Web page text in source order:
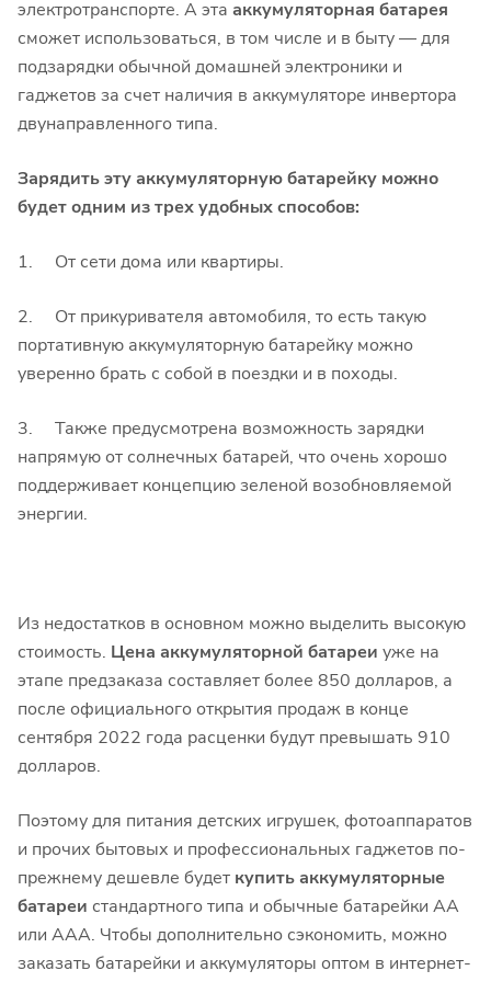
электротранспорте. А эта аккумуляторная батарея
сможет использоваться, в том числе и в быту — для
подзарядки обычной домашней электроники и
гаджетов за счет наличия в аккумуляторе инвертора
двунаправленного типа.
Зарядить эту аккумуляторную батарейку можно
будет одним из трех удобных способов:
1. От сети дома или квартиры.
2. От прикуривателя автомобиля, то есть такую
портативную аккумуляторную батарейку можно
уверенно брать с собой в поездки и в походы.
3. Также предусмотрена возможность зарядки
напрямую от солнечных батарей, что очень хорошо
поддерживает концепцию зеленой возобновляемой
энергии.
Из недостатков в основном можно выделить высокую
стоимость. Цена аккумуляторной батареи уже на
этапе предзаказа составляет более 850 долларов, а
после официального открытия продаж в конце
сентября 2022 года расценки будут превышать 910
долларов.
Поэтому для питания детских игрушек, фотоаппаратов
и прочих бытовых и профессиональных гаджетов по-
прежнему дешевле будет купить аккумуляторные
батареи стандартного типа и обычные батарейки АА
или ААА. Чтобы дополнительно сэкономить, можно
заказать батарейки и аккумуляторы оптом в интернет-